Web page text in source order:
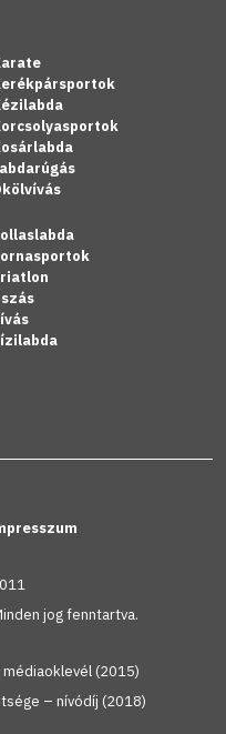
jog fenntartva.
(2015)
– nívódíj (2018)